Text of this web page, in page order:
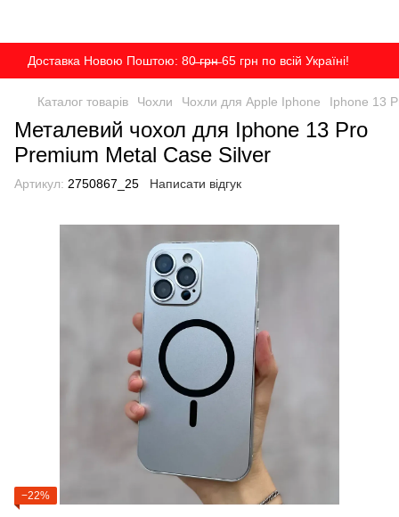
Доставка Новою Поштою: 80̶ ̶г̶р̶н̶ 65 грн по всій Україні!
Каталог товарів Чохли Чохли для Apple Iphone Iphone 13
Металевий чохол для Iphone 13 Pro
Premium Metal Case Silver
Артикул: 2750867_25 Написати відгук
−22%